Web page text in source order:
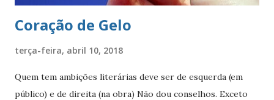
Coração de Gelo
terça-feira, abril 10, 2018
Quem tem ambições literárias deve ser de esquerda (em
público) e de direita (na obra) Não dou conselhos. Exceto